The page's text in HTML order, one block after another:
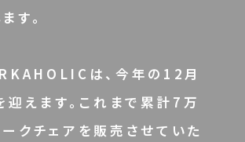
す。
は、今年の12月
えます。これまで累計7万
クチェアを販売させていた